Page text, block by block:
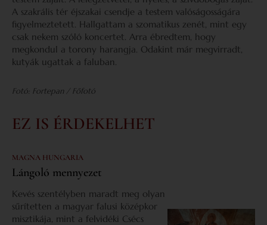
A szakrális tér éjszakai csendje a testem valóságosságára
figyelmeztetett. Hallgattam a szomatikus zenét, mint egy
csak nekem szóló koncertet. Arra ébredtem, hogy
megkondul a torony harangja. Odakint már megvirradt,
kutyák ugattak a faluban.
Fotó: Fortepan / Főfotó
EZ IS ÉRDEKELHET
MAGNA HUNGARIA
Lángoló mennyezet
Kevés szentélyben maradt meg olyan
sűrítetten a magyar falusi középkor
misztikája, mint a felvidéki Csécs